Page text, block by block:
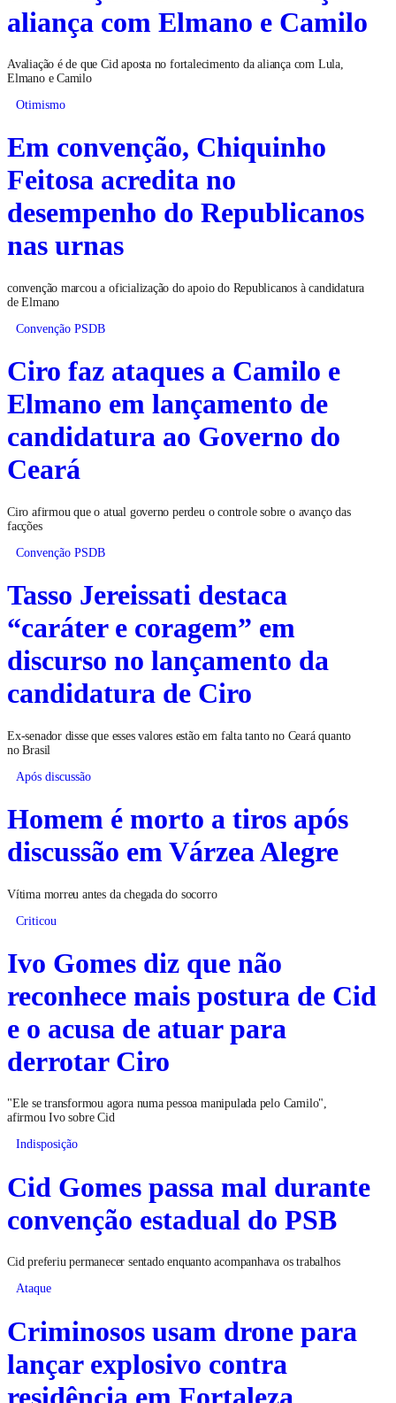
aliança com Elmano e Camilo
Avaliação é de que Cid aposta no fortalecimento da aliança com Lula,
Elmano e Camilo
Otimismo
Em convenção, Chiquinho
Feitosa acredita no
desempenho do Republicanos
nas urnas
convenção marcou a oficialização do apoio do Republicanos à candidatura
de Elmano
Convenção PSDB
Ciro faz ataques a Camilo e
Elmano em lançamento de
candidatura ao Governo do
Ceará
Ciro afirmou que o atual governo perdeu o controle sobre o avanço das
facções
Convenção PSDB
Tasso Jereissati destaca
“caráter e coragem” em
discurso no lançamento da
candidatura de Ciro
Ex-senador disse que esses valores estão em falta tanto no Ceará quanto
no Brasil
Após discussão
Homem é morto a tiros após
discussão em Várzea Alegre
Vítima morreu antes da chegada do socorro
Criticou
Ivo Gomes diz que não
reconhece mais postura de Cid
e o acusa de atuar para
derrotar Ciro
"Ele se transformou agora numa pessoa manipulada pelo Camilo",
afirmou Ivo sobre Cid
Indisposição
Cid Gomes passa mal durante
convenção estadual do PSB
Cid preferiu permanecer sentado enquanto acompanhava os trabalhos
Ataque
Criminosos usam drone para
lançar explosivo contra
residência em Fortaleza